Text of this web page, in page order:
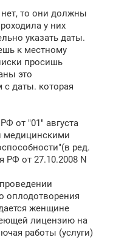
то они должны
у них
указать даты.
к местному
просишь
это
с даты. которая
от "01" августа
медицинскими
ред.
РФ от 27.10.2008 N
оплодотворения
женщине
лицензию на
работы (услуги)